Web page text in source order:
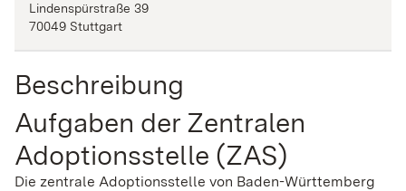
Lindenspürstraße 39
70049 Stuttgart
Beschreibung
Aufgaben der Zentralen
Adoptionsstelle (ZAS)
Die zentrale Adoptionsstelle von Baden-Württemberg